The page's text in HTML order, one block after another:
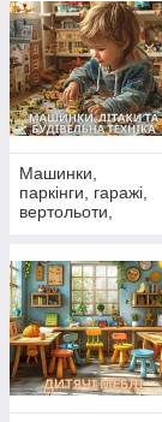
Машинки,
паркінги, гаражі,
вертольоти,